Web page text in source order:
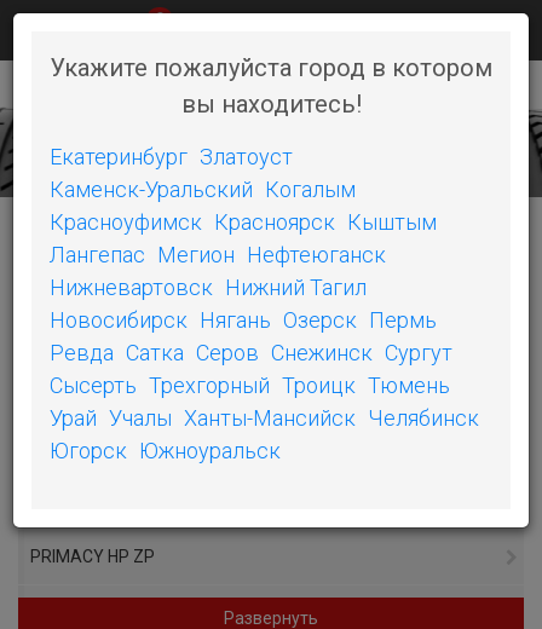
Укажите пожалуйста город в котором
вы находитесь!
Екатеринбург Златоуст
Каменск-Уральский Когалым
Красноуфимск Красноярск Кыштым
Лангепас Мегион Нефтеюганск
Нижневартовск Нижний Тагил
Новосибирск Нягань Озерск Пермь
Ревда Сатка Серов Снежинск Сургут
Сысерть Трехгорный Троицк Тюмень
Урай Учалы Ханты-Мансийск Челябинск
Югорск Южноуральск
0
КАТЕГОРИИ
POWER PURE SC
PILOT SPORT 4
PRIMACY LC
PRIMACY HP ZP
Развернуть